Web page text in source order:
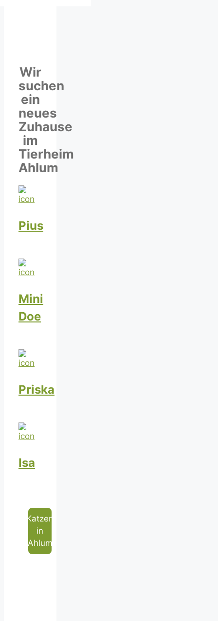
Wir
suchen
ein
neues
Zuhause
im
Tierheim
Ahlum
Pius
Mini
Doe
Priska
Isa
Katzen
in
Ahlum